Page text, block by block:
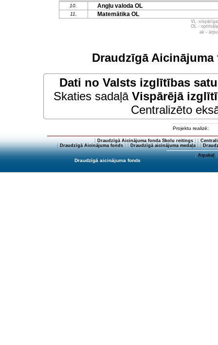
10. Angļu valoda OL
11. Matemātika OL
VL -
OL -
ak -
Draudzīgā
Dati no Valsts izglītības
Skaties sadaļā Vispārējā
Centralizēto
Projektu realizē:
[ Draudzīgā Aicinājuma fonda Skolu reitings] [
[Draudzīgā Aicinājuma fonds] [Draudzīgā aicinājuma medaļa] [
[Atpakaļ]
Draudzīgā aicinājuma fonds